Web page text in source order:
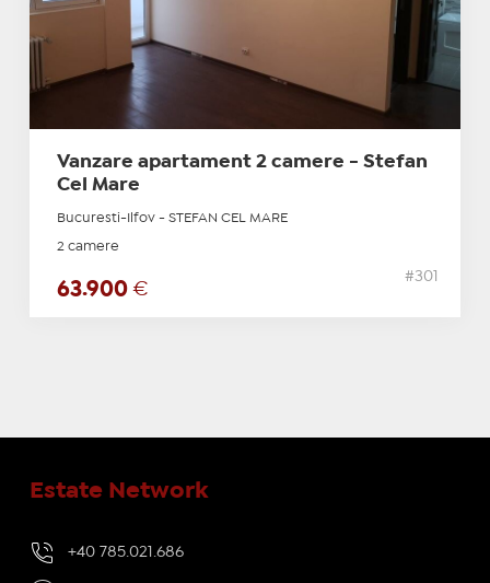
Vanzare apartament 2 camere - Stefan
Cel Mare
Bucuresti-Ilfov - STEFAN CEL MARE
2 camere
63.900 €
#301
Estate Network
+40 785.021.686